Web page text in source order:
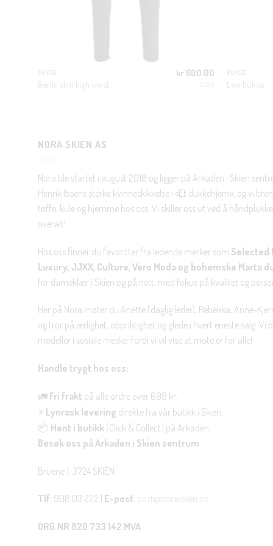
BUKSE
Berlin slim high waist
kr 600.00 BUKSE
Lexi bukse
NORA SKIEN AS
Nora ble startet i august 2018 og ligger på Arkaden i Skien
Henrik Ibsens sterke kvinneskikkelse i «Et dukkehjem», og vi
tøffe, kule og hjemme hos oss. Vi skiller oss ut ved å
overalt!
Hos oss finner du favoritter fra ledende merker som Selected
Luxury, JJXX, Culture, Vero Moda og bohemske Marta
for dameklær i Skien og på nett, med fokus på kvalitet og
Her på Nora møter du Anette (daglig leder), Rebekka, Anne-
og tror på ærlighet, oppriktighet og glede i hvert eneste salg. Vi
modeller i sosiale medier fordi vi vil vise at mote er for alle!
Handle trygt hos oss:
🚛 Fri frakt på alle ordre over 699 kr.
⚡ Lynrask levering direkte fra vår butikk i Skien.
📦 Hent i butikk (Click & Collect) på Arkaden.
Besøk oss på Arkaden i Skien sentrum
Bruene 1, 3724 SKIEN
Tlf: 908 03 222 | E-post: post@noraskien.no
ORG.NR 820 733 142 MVA